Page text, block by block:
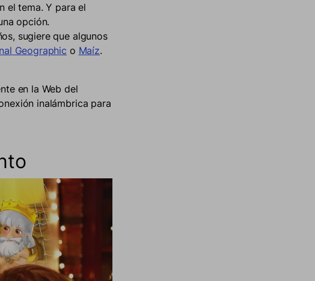
el tema. Y para el
opción.
sugiere que algunos
Geographic o Maíz.
en la Web del
inalámbrica para